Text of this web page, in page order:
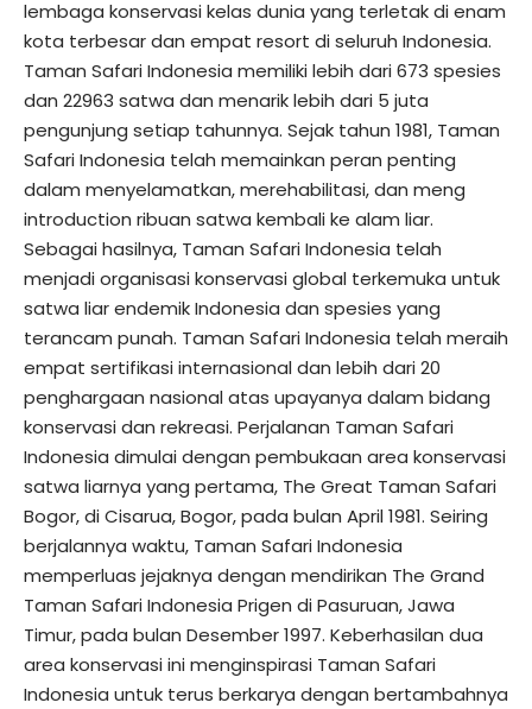
lembaga konservasi kelas dunia yang terletak di enam
kota terbesar dan empat resort di seluruh Indonesia.
Taman Safari Indonesia memiliki lebih dari 673 spesies
dan 22963 satwa dan menarik lebih dari 5 juta
pengunjung setiap tahunnya. Sejak tahun 1981, Taman
Safari Indonesia telah memainkan peran penting
dalam menyelamatkan, merehabilitasi, dan meng
introduction ribuan satwa kembali ke alam liar.
Sebagai hasilnya, Taman Safari Indonesia telah
menjadi organisasi konservasi global terkemuka untuk
satwa liar endemik Indonesia dan spesies yang
terancam punah. Taman Safari Indonesia telah meraih
empat sertifikasi internasional dan lebih dari 20
penghargaan nasional atas upayanya dalam bidang
konservasi dan rekreasi. Perjalanan Taman Safari
Indonesia dimulai dengan pembukaan area konservasi
satwa liarnya yang pertama, The Great Taman Safari
Bogor, di Cisarua, Bogor, pada bulan April 1981. Seiring
berjalannya waktu, Taman Safari Indonesia
memperluas jejaknya dengan mendirikan The Grand
Taman Safari Indonesia Prigen di Pasuruan, Jawa
Timur, pada bulan Desember 1997. Keberhasilan dua
area konservasi ini menginspirasi Taman Safari
Indonesia untuk terus berkarya dengan bertambahnya